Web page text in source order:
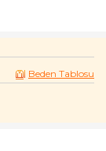
Beden Tablosu